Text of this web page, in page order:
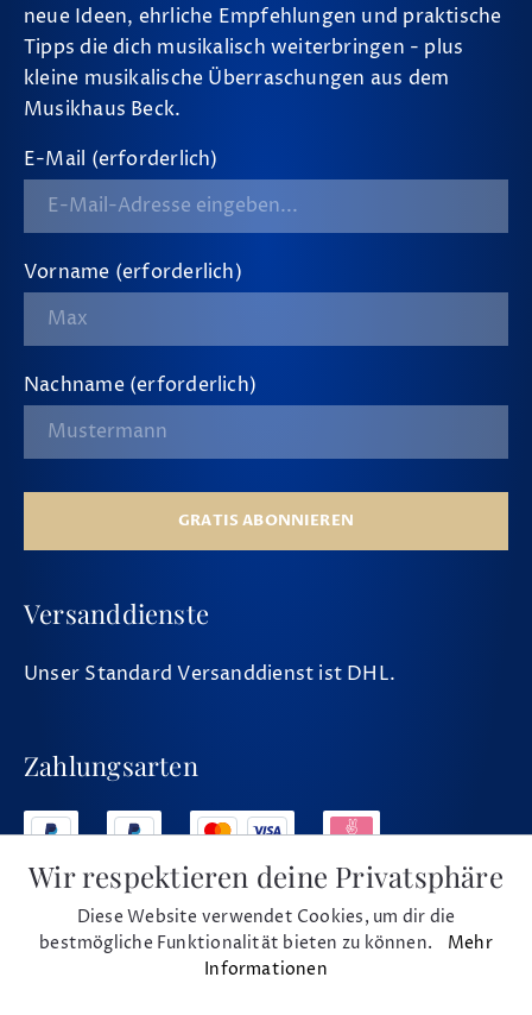
neue Ideen, ehrliche Empfehlungen und praktische
Tipps die dich musikalisch weiterbringen - plus
kleine musikalische Überraschungen aus dem
Musikhaus Beck.
E-Mail (erforderlich)
Vorname (erforderlich)
Nachname (erforderlich)
GRATIS ABONNIEREN
Versanddienste
Unser Standard Versanddienst ist DHL.
Zahlungsarten
Social Media
Wir respektieren deine Privatsphäre
Diese Website verwendet Cookies, um dir die
bestmögliche Funktionalität bieten zu können. Mehr
Informationen